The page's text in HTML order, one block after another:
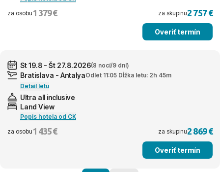
za osobu 1 379 € za skupinu2 757 €
Overiť termín
St 19.8 - Št 27.8.2026(8 nocí/9 dní)
Bratislava - AntalyaOdlet 11:05 Dĺžka letu: 2h 45m
Detail letu
Ultra all inclusive
Land View
Popis hotela od CK
za osobu 1 435 € za skupinu2 869 €
Overiť termín